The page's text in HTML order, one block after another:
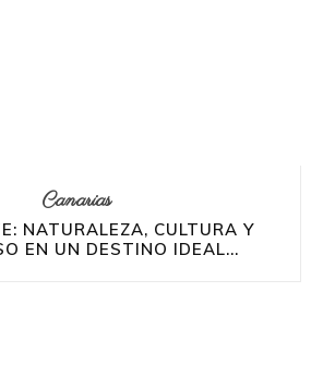
Canarias
NATURALEZA, CULTURA Y
EN UN DESTINO IDEAL...